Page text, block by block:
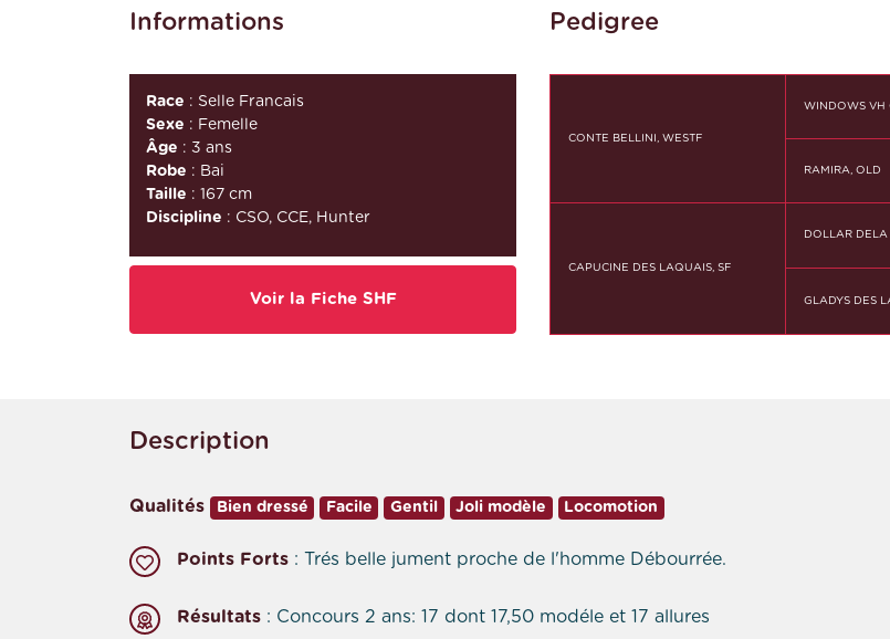
Informations Pedigree
Race : Selle Francais
Sexe : Femelle
Âge : 3 ans
Robe : Bai
Taille : 167 cm
Discipline : CSO, CCE, Hunter
Voir la Fiche SHF
CONTE BELLINI, WESTF
WINDOWS VH
RAMIRA, OLD
CAPUCINE DES LAQUAIS, SF
DOLLAR DELA
GLADYS DES
Description
Qualités Bien dressé Facile Gentil Joli modèle Locomotion
Points Forts : Trés belle jument proche de l'homme Débourrée.
Résultats : Concours 2 ans: 17 dont 17,50 modéle et 17 allures